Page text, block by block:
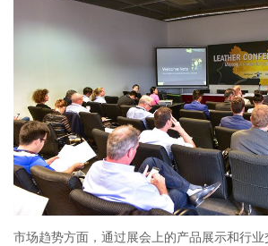
市场趋势方面，通过展会上的产品展示和行